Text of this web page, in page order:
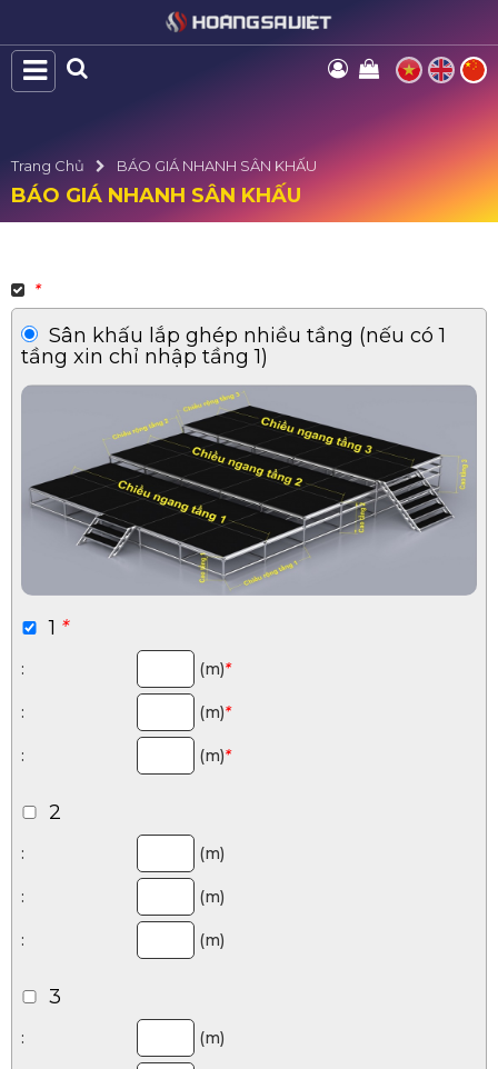
Trang Chủ BÁO GIÁ NHANH SÂN KHẤU
BÁO GIÁ NHANH SÂN KHẤU
*
Sân khấu lắp ghép nhiều tầng (nếu có 1
tầng xin chỉ nhập tầng 1)
1 *
: (m)*
: (m)*
: (m)*
2
: (m)
: (m)
: (m)
3
: (m)